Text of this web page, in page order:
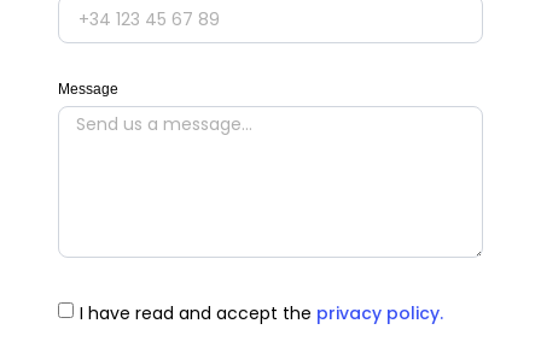
Message
I have read and accept the privacy policy.